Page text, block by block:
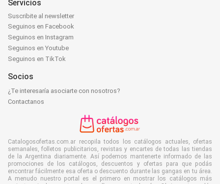
Servicios
Suscribite al newsletter
Seguinos en Facebook
Seguinos en Instagram
Seguinos en Youtube
Seguinos en TikTok
Socios
¿Te interesaría asociarte con nosotros?
Contactanos
Catalogosofertas.com.ar recopila todos los catálogos actuales, ofertas
semanales, folletos publicitarios, revistas y encartes de todas las tiendas
de la Argentina diariamente. Así podemos mantenerte informado de las
promociones de los catálogos, descuentos y ofertas para que podás
encontrar fácilmente esa oferta o descuento durante las gangas en tu área.
A menudo nuestro portal es el primero en mostrar los catálogos más